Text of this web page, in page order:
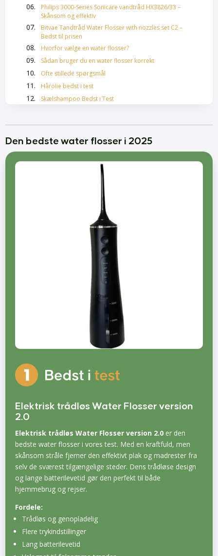
Philips 3000-Series Sonicare vandtråd HX3826/33 –
Skånsom og effektiv
Bitvae Tandtråd Water Flosser with nozzles set C2 –
Bedst til prisen
Hvorfor vælge en water flosser?
Sådan bruger du en water flosser korrekt
Ofte stillede spørgsmål
Hårolie bedst i test
Skælshampoo Bedst i Test
Bedste Malersprøjter
Føntørrer bedst i test
Den bedste water flosser i 2025
Elektrisk trådløs Water Flosser version
2.0
Elektrisk trådløs Water Flosser version 2.0 er den
bedste water flosser i vores test. Med en kraftfuld, men
skånsom stråle fjerner den effektivt plak og madrester fra
selv de sværest tilgængelige steder. Dens trådløse design
og lange batterilevetid gør den perfekt til både
hjemmebrug og rejser.
Fordele:
Trådløs og genopladelig
Flere trykindstillinger
Lang batterilevetid